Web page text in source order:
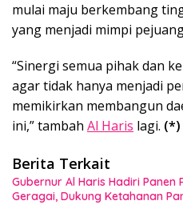
mulai maju berkembang
yang menjadi mimpi
“Sinergi semua pihak dan
agar tidak hanya menjadi
memikirkan membangun
ini,” tambah Al Haris lagi. (*)
Berita Terkait
Gubernur Al Haris Hadiri Panen
Geragai, Dukung Ketahanan